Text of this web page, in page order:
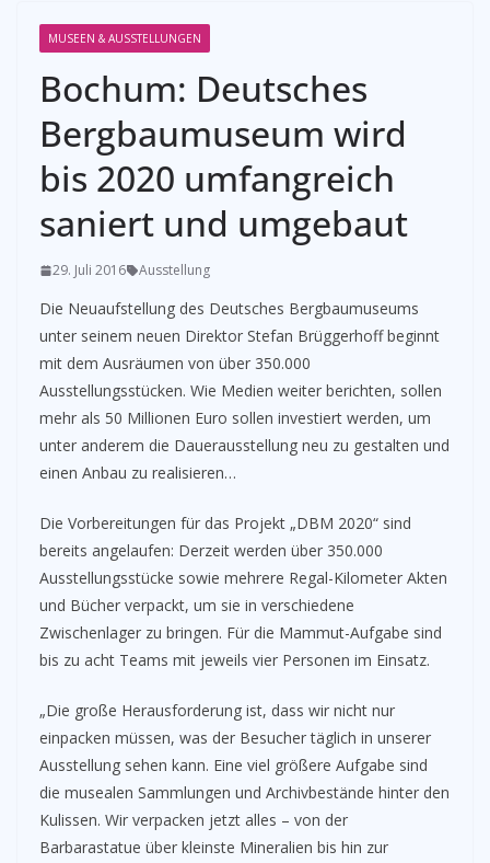
MUSEEN & AUSSTELLUNGEN
Bochum: Deutsches
Bergbaumuseum wird
bis 2020 umfangreich
saniert und umgebaut
29. Juli 2016 Ausstellung
Die Neuaufstellung des Deutsches Bergbaumuseums
unter seinem neuen Direktor Stefan Brüggerhoff beginnt
mit dem Ausräumen von über 350.000
Ausstellungsstücken. Wie Medien weiter berichten, sollen
mehr als 50 Millionen Euro sollen investiert werden, um
unter anderem die Dauerausstellung neu zu gestalten und
einen Anbau zu realisieren…
Die Vorbereitungen für das Projekt „DBM 2020“ sind
bereits angelaufen: Derzeit werden über 350.000
Ausstellungsstücke sowie mehrere Regal-Kilometer Akten
und Bücher verpackt, um sie in verschiedene
Zwischenlager zu bringen. Für die Mammut-Aufgabe sind
bis zu acht Teams mit jeweils vier Personen im Einsatz.
„Die große Herausforderung ist, dass wir nicht nur
einpacken müssen, was der Besucher täglich in unserer
Ausstellung sehen kann. Eine viel größere Aufgabe sind
die musealen Sammlungen und Archivbestände hinter den
Kulissen. Wir verpacken jetzt alles – von der
Barbarastatue über kleinste Mineralien bis hin zur